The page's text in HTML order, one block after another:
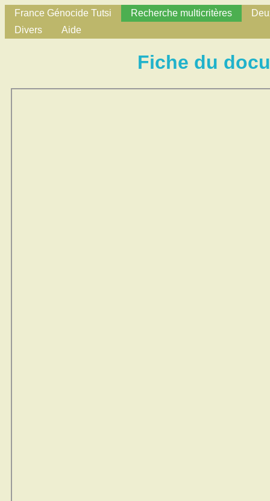
France Génocide Tutsi Recherche multicritères
Divers
Aide
Fiche du